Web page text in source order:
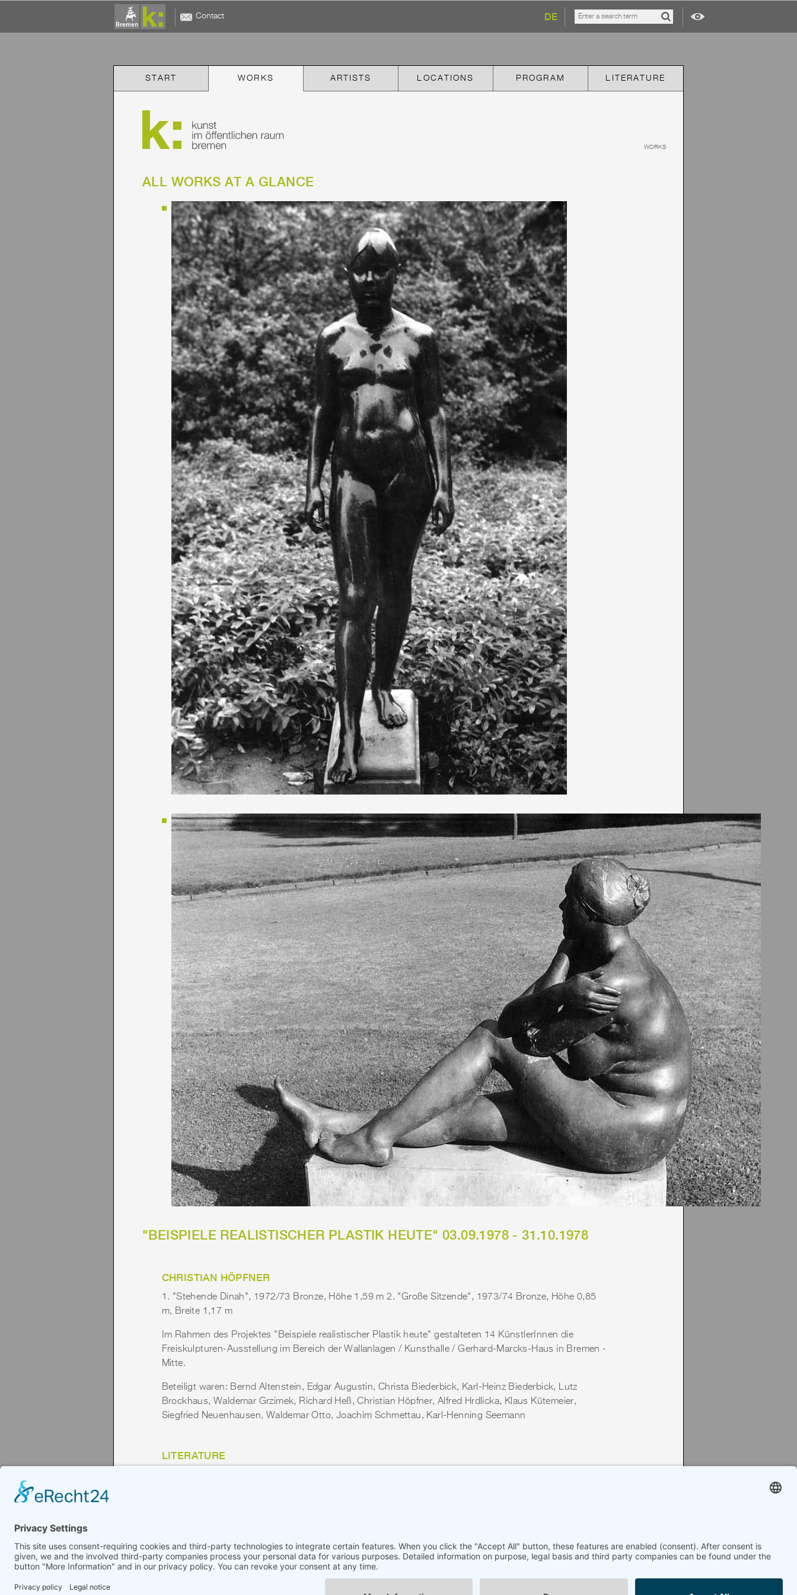
Contact DE
START WORKS ARTISTS LOCATIONS PROGRAM LITERATURE
WORKS
ALL WORKS AT A GLANCE
"BEISPIELE REALISTISCHER PLASTIK HEUTE" 03.09.1978 - 31.10.1978
CHRISTIAN HÖPFNER
1. "Stehende Dinah", 1972/73 Bronze, Höhe 1,59 m 2. "Große Sitzende", 1973/74 Bronze, Höhe 0,85
m, Breite 1,17 m
Im Rahmen des Projektes "Beispiele realistischer Plastik heute" gestalteten 14 KünstlerInnen die
Freiskulpturen-Ausstellung im Bereich der Wallanlagen / Kunsthalle / Gerhard-Marcks-Haus in Bremen -
Mitte.
Beteiligt waren: Bernd Altenstein, Edgar Augustin, Christa Biederbick, Karl-Heinz Biederbick, Lutz
Brockhaus, Waldemar Grzimek, Richard Heß, Christian Höpfner, Alfred Hrdlicka, Klaus Kütemeier,
Siegfried Neuenhausen, Waldemar Otto, Joachim Schmettau, Karl-Henning Seemann
LITERATURE
Zurück